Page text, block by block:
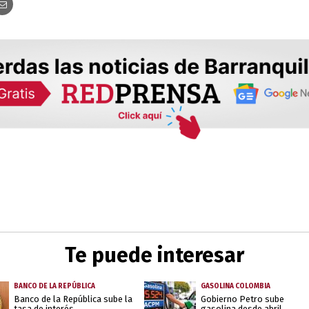
Te puede interesar
BANCO DE LA REPÚBLICA
Banco de la República sube la
GASOLINA COLOMBIA
Gobierno Petro sube